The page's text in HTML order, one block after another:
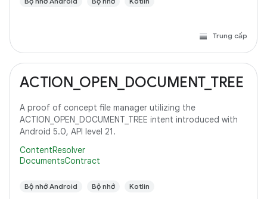
Trung cấp
ACTION_OPEN_DOCUMENT_TREE
A proof of concept file manager utilizing the
ACTION_OPEN_DOCUMENT_TREE intent introduced with
Android 5.0, API level 21.
ContentResolver
DocumentsContract
Bộ nhớ Android Bộ nhớ Kotlin